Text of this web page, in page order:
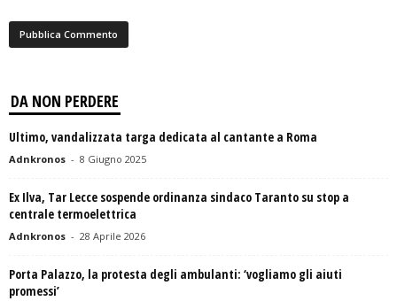
DA NON PERDERE
Ultimo, vandalizzata targa dedicata al cantante a Roma
Adnkronos - 8 Giugno 2025
Ex Ilva, Tar Lecce sospende ordinanza sindaco Taranto su stop a
centrale termoelettrica
Adnkronos - 28 Aprile 2026
Porta Palazzo, la protesta degli ambulanti: ‘vogliamo gli aiuti
promessi’